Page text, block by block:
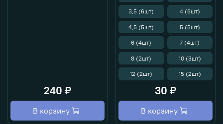
240 ₽
В корзину
3,5 (6шт) 4 (6шт)
4,5 (5шт) 5 (5шт)
6 (4шт) 7 (4шт)
8 (2шт) 10 (3шт)
12 (2шт) 15 (2шт)
30 ₽
В корзину